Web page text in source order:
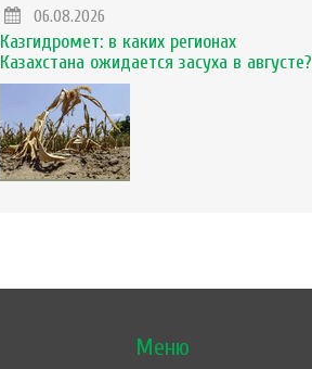
06.08.2026
Казгидромет: в каких регионах
Казахстана ожидается засуха в августе?
Меню